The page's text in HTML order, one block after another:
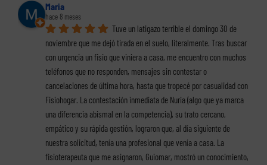
Maria
hace 8 meses
Tuve un latigazo terrible el domingo 30 de
noviembre que me dejó tirada en el suelo, literalmente. Tras buscar
con urgencia un fisio que viniera a casa, me encuentro con muchos
teléfonos que no responden, mensajes sin contestar o
cancelaciones de última hora, hasta que tropecé por casualidad con
Fisiohogar. La contestación inmediata de Nuria (algo que ya marca
una diferencia abismal en la competencia), su trato cercano,
empático y su rápida gestión, lograron que, al día siguiente de
nuestra solicitud, tenía una profesional que venía a casa. La
fisioterapeuta que me asignaron, Guiomar, mostró un conocimiento,